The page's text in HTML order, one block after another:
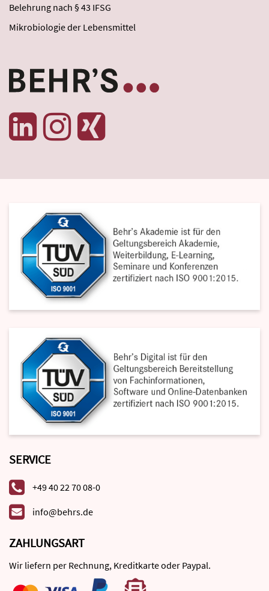
Belehrung nach § 43 IFSG
Mikrobiologie der Lebensmittel
SERVICE
+49 40 22 70 08-0
info@behrs.de
ZAHLUNGSART
Wir liefern per Rechnung, Kreditkarte oder Paypal.